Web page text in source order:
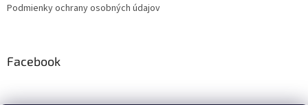
Podmienky ochrany osobných údajov
Facebook